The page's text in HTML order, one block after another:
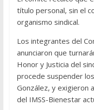
título personal, sin el
organismo sindical.
Los integrantes del
anunciaron que
Honor y Justicia del
procede suspender
González, y exigieron
del IMSS-Bienestar